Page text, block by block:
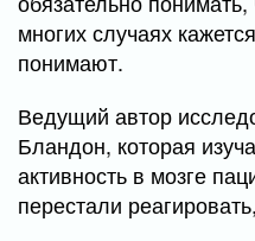
многих случаях
понимают.
Ведущий автор
Бландон, которая
активность в мозге
перестали